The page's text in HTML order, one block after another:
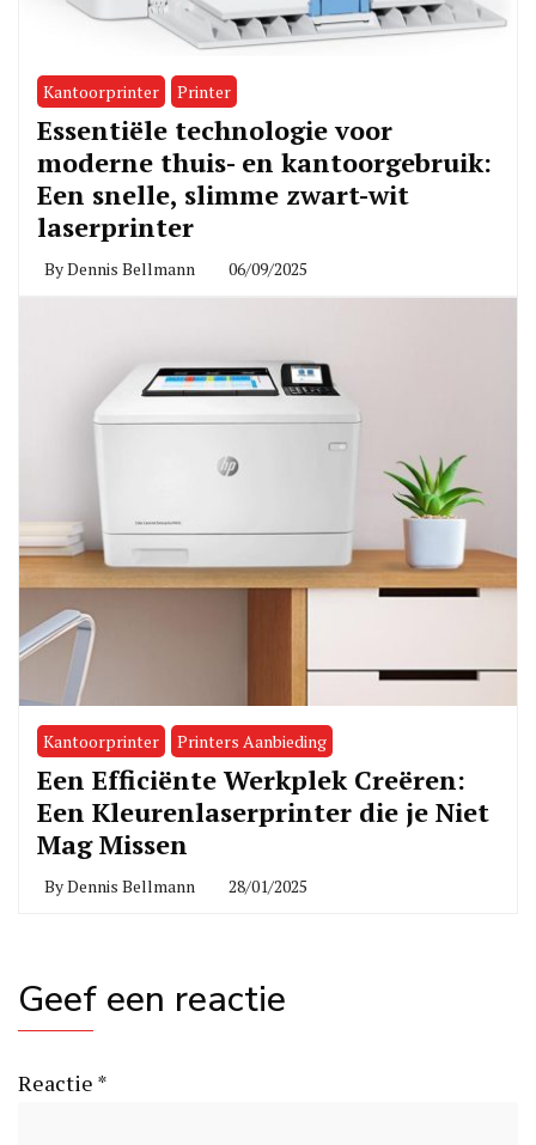
Kantoorprinter Printer
Essentiële technologie voor
moderne thuis- en kantoorgebruik:
Een snelle, slimme zwart-wit
laserprinter
ByDennis Bellmann 06/09/2025
Kantoorprinter Printers Aanbieding
Een Efficiënte Werkplek Creëren:
Een Kleurenlaserprinter die je Niet
Mag Missen
ByDennis Bellmann 28/01/2025
Geef een reactie
Reactie *